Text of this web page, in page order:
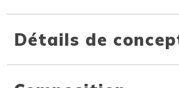
Détails de